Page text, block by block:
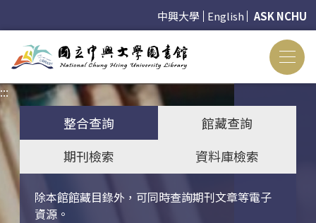
中興大學 English ASK NCHU
:::
整合查詢
館藏查詢
期刊檢索
資料庫檢索
除本館館藏目錄外，可同時查詢期刊文章等電子
資源。
關鍵字搜尋